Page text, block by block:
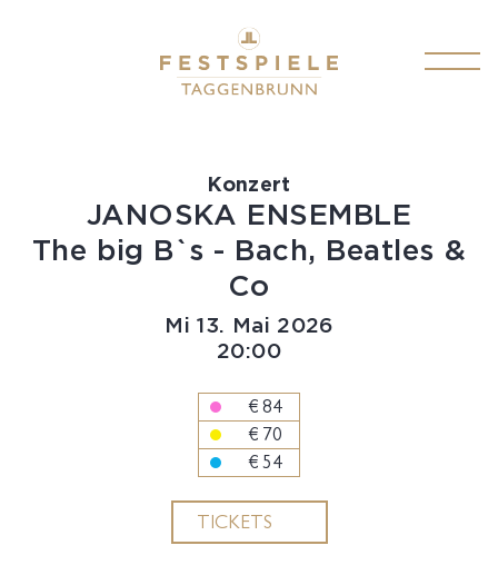
TICKETS
FESTSPIELINFOS
KONTAKT
Konzert
JANOSKA ENSEMBLE
The big B`s - Bach, Beatles &
Co
Mi 13. Mai 2026
20:00
€ 84
€ 70
€ 54
TICKETS